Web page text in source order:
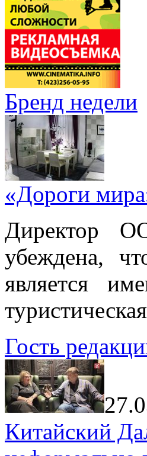
Бренд недели
«Дороги
Директор
убеждена,
является
Гость
Китайский